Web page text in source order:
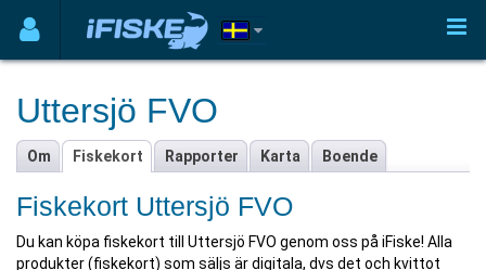
Uttersjö FVO
Om Fiskekort Rapporter Karta Boende
Fiskekort Uttersjö FVO
Du kan köpa fiskekort till Uttersjö FVO genom oss på iFiske! Alla
produkter (fiskekort) som säljs är digitala, dvs det och kvittot